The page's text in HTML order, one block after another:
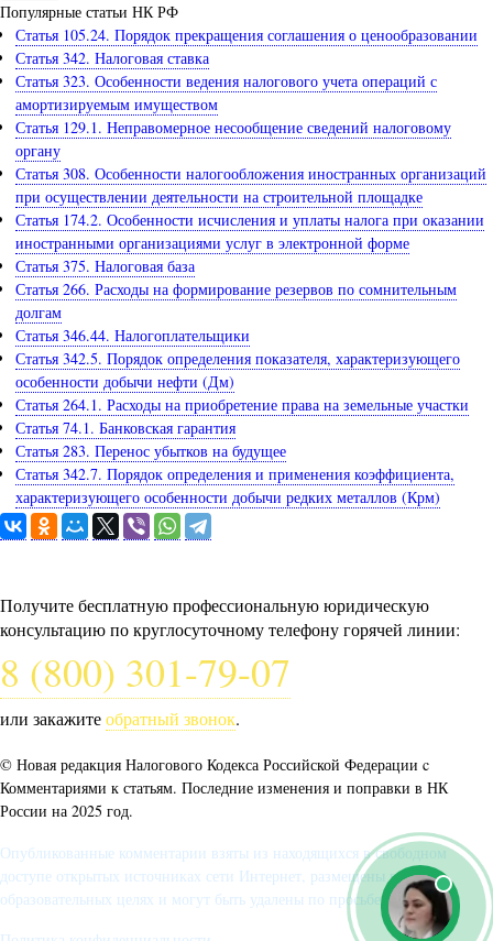
Популярные статьи НК РФ
Статья 105.24. Порядок прекращения соглашения о ценообразовании
Статья 342. Налоговая ставка
Статья 323. Особенности ведения налогового учета операций с
амортизируемым имуществом
Статья 129.1. Неправомерное несообщение сведений налоговому
органу
Статья 308. Особенности налогообложения иностранных организаций
при осуществлении деятельности на строительной площадке
Статья 174.2. Особенности исчисления и уплаты налога при оказании
иностранными организациями услуг в электронной форме
Статья 375. Налоговая база
Статья 266. Расходы на формирование резервов по сомнительным
долгам
Статья 346.44. Налогоплательщики
Статья 342.5. Порядок определения показателя, характеризующего
особенности добычи нефти (Дм)
Статья 264.1. Расходы на приобретение права на земельные участки
Статья 74.1. Банковская гарантия
Статья 283. Перенос убытков на будущее
Статья 342.7. Порядок определения и применения коэффициента,
характеризующего особенности добычи редких металлов (Крм)
Получите бесплатную профессиональную юридическую
консультацию по круглосуточному телефону горячей линии:
8 (800) 301-79-07
или закажитеобратный звонок.
© Новая редакция Налогового Кодекса Российской Федерации c
Комментариями к статьям. Последние изменения и поправки в НК
России на 2025 год.
Опубликованные комментарии взяты из находящихся в свободном
доступе открытых источниках сети Интернет, размещены в
образовательных целях и могут быть удалены по просьбе автора.